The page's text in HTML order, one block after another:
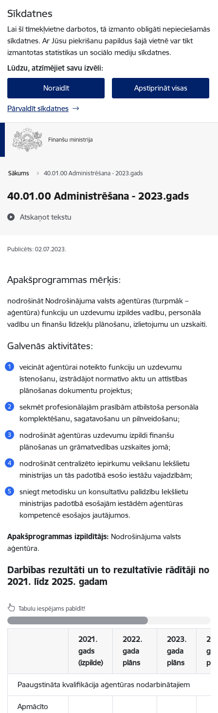
Sīkdatnes
Lai šī tīmekļvietne darbotos, tā izmanto obligāti nepieciešamās
sīkdatnes. Ar Jūsu piekrišanu papildus šajā vietnē var tikt
izmantotas statistikas un sociālo mediju sīkdatnes.
Lūdzu, atzīmējiet savu izvēli:
Noraidīt Apstiprināt visas
Pārvaldīt sīkdatnes
Sākums 40.01.00 Administrēšana - 2023.gads
40.01.00 Administrēšana - 2023.gads
Atskaņot tekstu
Publicēts: 02.07.2023.
Apakšprogrammas mērķis:
nodrošināt Nodrošinājuma valsts aģentūras (turpmāk –
aģentūra) funkciju un uzdevumu izpildes vadību, personāla
vadību un finanšu līdzekļu plānošanu, izlietojumu un uzskaiti.
Galvenās aktivitātes:
veicināt aģentūrai noteikto funkciju un uzdevumu
īstenošanu, izstrādājot normatīvo aktu un attīstības
plānošanas dokumentu projektus;
sekmēt profesionālajām prasībām atbilstoša personāla
komplektēšanu, sagatavošanu un pilnveidošanu;
nodrošināt aģentūras uzdevumu izpildi finanšu
plānošanas un grāmatvedības uzskaites jomā;
nodrošināt centralizēto iepirkumu veikšanu Iekšlietu
ministrijas un tās padotībā esošo iestāžu vajadzībām;
sniegt metodisku un konsultatīvu palīdzību Iekšlietu
ministrijas padotībā esošajām iestādēm aģentūras
kompetencē esošajos jautājumos.
Apakšprogrammas izpildītājs: Nodrošinājuma valsts
aģentūra.
Darbības rezultāti un to rezultatīvie rādītāji no
2021. līdz 2025. gadam
Tabulu iespējams pabīdīt!
2021.
gads
(izpilde)
2022.
gada
plāns
2023.
gada
plāns
Paaugstināta kvalifikācija aģentūras nodarbinātajiem
Apmācīto